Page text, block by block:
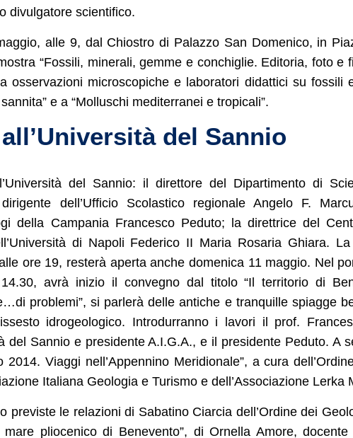
divulgatore scientifico.
alle 9, dal Chiostro di Palazzo San Domenico, in
“Fossili, minerali, gemme e conchiglie. Editoria, foto e
osservazioni microscopiche e laboratori didattici su fossili
e a “Molluschi mediterranei e tropicali”.
del Sannio
del Sannio: il direttore del Dipartimento di
dell’Ufficio Scolastico regionale Angelo F.
della Campania Francesco Peduto; la direttrice del
di Napoli Federico II Maria Rosaria Ghiara.
ore 19, resterà aperta anche domenica 11 maggio. Nel
avrà inizio il convegno dal titolo “Il territorio di
problemi”, si parlerà delle antiche e tranquille spiagge
idrogeologico. Introdurranno i lavori il prof.
del Sannio e presidente A.I.G.A., e il presidente Peduto. A
Viaggi nell’Appennino Meridionale”, a cura
Italiana Geologia e Turismo e dell’Associazione Lerka
previste le relazioni di Sabatino Ciarcia dell’Ordine dei
pliocenico di Benevento”, di Ornella Amore, docente